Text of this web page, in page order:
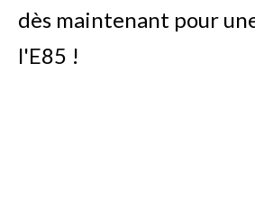
dès maintenant pour
l'E85 !